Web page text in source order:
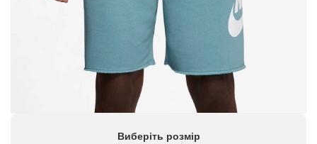
Виберіть розмір